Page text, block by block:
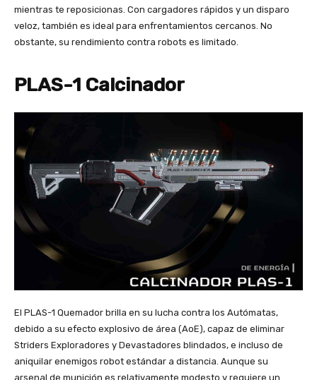
mientras te reposicionas. Con cargadores rápidos y un disparo
veloz, también es ideal para enfrentamientos cercanos. No
obstante, su rendimiento contra robots es limitado.
PLAS-1 Calcinador
El PLAS-1 Quemador brilla en su lucha contra los Autómatas,
debido a su efecto explosivo de área (AoE), capaz de eliminar
Striders Exploradores y Devastadores blindados, e incluso de
aniquilar enemigos robot estándar a distancia. Aunque su
arsenal de munición es relativamente modesto y requiere un